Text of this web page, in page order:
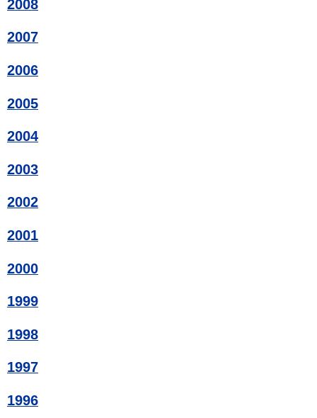
2008
2007
2006
2005
2004
2003
2002
2001
2000
1999
1998
1997
1996